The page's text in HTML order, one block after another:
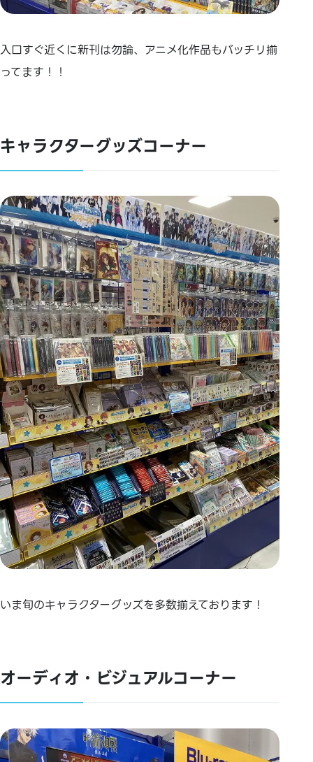
入口すぐ近くに新刊は勿論、アニメ化作品もバッチリ揃
ってます！！
キャラクターグッズコーナー
いま旬のキャラクターグッズを多数揃えております！
オーディオ・ビジュアルコーナー